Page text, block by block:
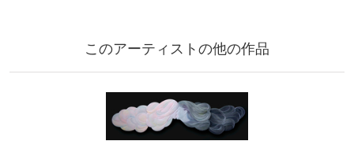
このアーティストの他の作品